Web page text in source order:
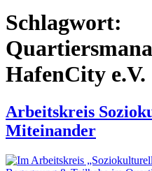
Schlagwort:
HafenCity e.V.
Arbeitskreis
Miteinander